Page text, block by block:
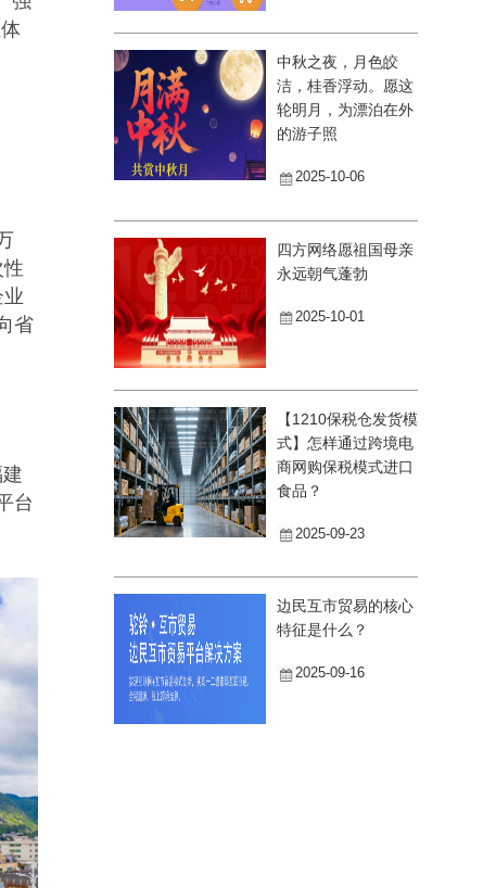
省
台
中秋之夜，月色皎
洁，桂香浮动。愿这
轮明月，为漂泊在外
的游子照
2025-10-06
四方网络愿祖国母亲
永远朝气蓬勃
2025-10-01
【1210保税仓发货模
式】怎样通过跨境电
商网购保税模式进口
食品？
2025-09-23
边民互市贸易的核心
特征是什么？
2025-09-16